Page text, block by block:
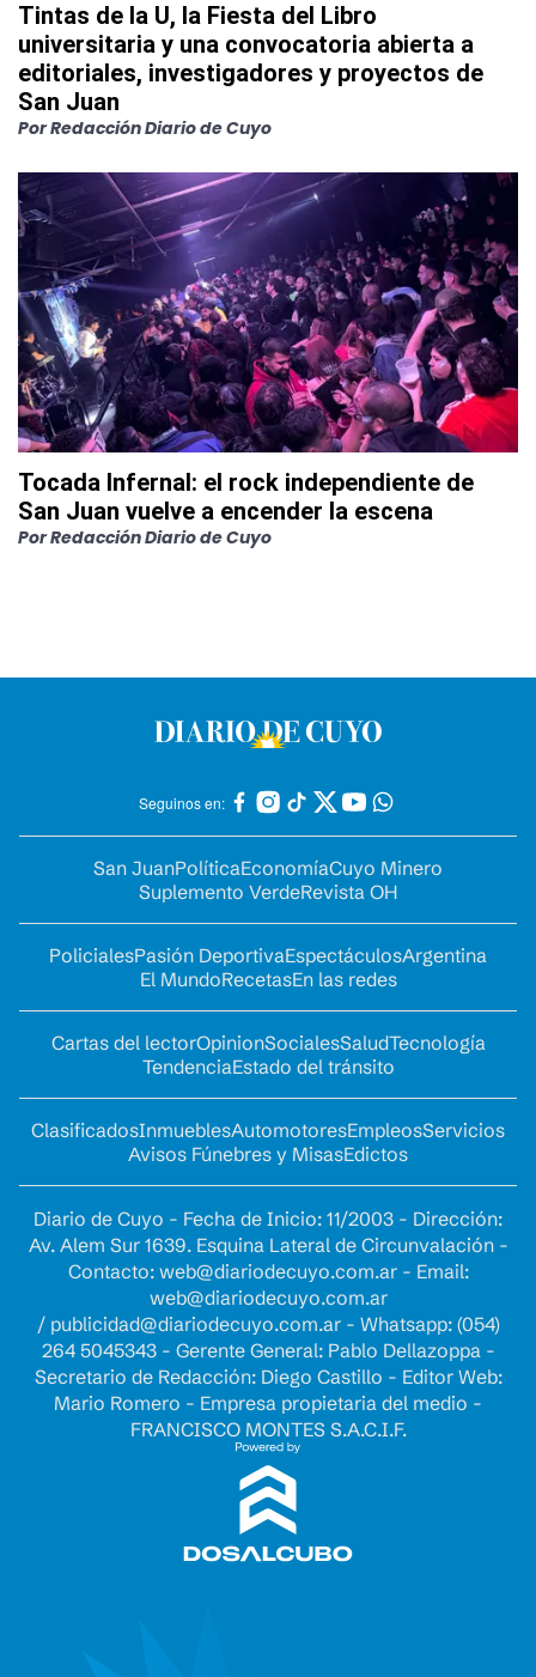
Tintas de la U, la Fiesta del Libro
universitaria y una convocatoria abierta a
editoriales, investigadores y proyectos de
San Juan
PorRedacción Diario de Cuyo
Tocada Infernal: el rock independiente de
San Juan vuelve a encender la escena
PorRedacción Diario de Cuyo
Seguinos en:
San JuanPolíticaEconomíaCuyo Minero
Suplemento VerdeRevista OH
PolicialesPasión DeportivaEspectáculosArgentina
El MundoRecetasEn las redes
Cartas del lectorOpinionSocialesSaludTecnología
TendenciaEstado del tránsito
ClasificadosInmueblesAutomotoresEmpleosServicios
Avisos Fúnebres y MisasEdictos
Diario de Cuyo - Fecha de Inicio: 11/2003 - Dirección:
Av. Alem Sur 1639. Esquina Lateral de Circunvalación -
Contacto: web@diariodecuyo.com.ar- Email:
web@diariodecuyo.com.ar
/ publicidad@diariodecuyo.com.ar- Whatsapp: (054)
264 5045343 - Gerente General: Pablo Dellazoppa -
Secretario de Redacción: Diego Castillo - Editor Web:
Mario Romero - Empresa propietaria del medio -
FRANCISCO MONTES S.A.C.I.F.